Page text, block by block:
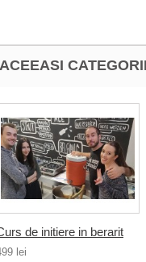
de initiere in berarit
lei